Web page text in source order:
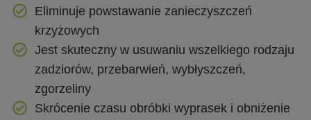
Eliminuje powstawanie zanieczyszczeń
krzyżowych
Jest skuteczny w usuwaniu wszelkiego rodzaju
zadziorów, przebarwień, wybłyszczeń,
zgorzeliny
Skrócenie czasu obróbki wyprasek i obniżenie